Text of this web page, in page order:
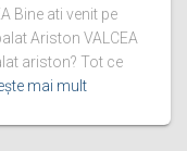
Bine ati venit pe
Ariston VALCEA
ariston? Tot ce
mai mult